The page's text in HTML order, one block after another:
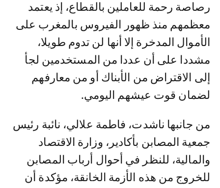
رصاصة رحمة للعاملين بالقطاع، إذ يعتمد
معظمهم منذ ظهور الفيروس بالمغرب على
الأموال المدخرة إلا أنها لن تدوم طويلا،
مشددا على أن عددا من المستخدمين لجأ
إلى الاقتراض من الأبناك أو من معارفهم
لضمان قوت عيشهم اليومي.
من جانبها ناشدت، فاطمة علالي، نائبة رئيس
جمعية المصابن بأكادير، وزارة الاقتصاد
والمالية، للنظر في أحوال أرباب المصابن
للخروج من هذه الأزمة الخانقة، مؤكدة أن